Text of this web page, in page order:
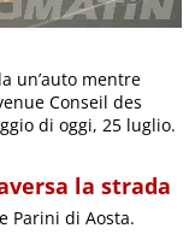
un’auto mentre
Conseil des
di oggi, 25 luglio.
la strada
Parini di Aosta.